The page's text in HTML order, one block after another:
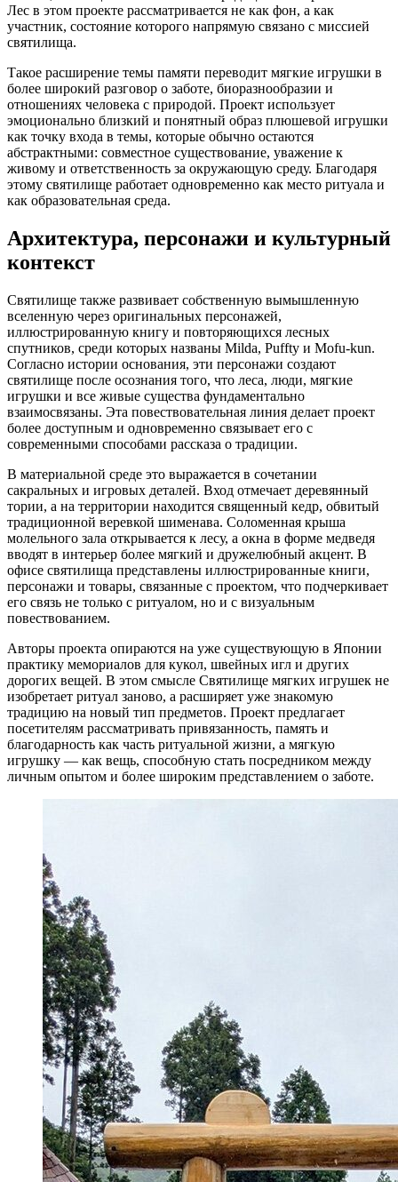
Лес в этом проекте рассматривается не как фон, а как
участник, состояние которого напрямую связано с миссией
святилища.
Такое расширение темы памяти переводит мягкие игрушки в
более широкий разговор о заботе, биоразнообразии и
отношениях человека с природой. Проект использует
эмоционально близкий и понятный образ плюшевой игрушки
как точку входа в темы, которые обычно остаются
абстрактными: совместное существование, уважение к
живому и ответственность за окружающую среду. Благодаря
этому святилище работает одновременно как место ритуала и
как образовательная среда.
Архитектура, персонажи и культурный
контекст
Святилище также развивает собственную вымышленную
вселенную через оригинальных персонажей,
иллюстрированную книгу и повторяющихся лесных
спутников, среди которых названы Milda, Puffty и Mofu-kun.
Согласно истории основания, эти персонажи создают
святилище после осознания того, что леса, люди, мягкие
игрушки и все живые существа фундаментально
взаимосвязаны. Эта повествовательная линия делает проект
более доступным и одновременно связывает его с
современными способами рассказа о традиции.
В материальной среде это выражается в сочетании
сакральных и игровых деталей. Вход отмечает деревянный
тории, а на территории находится священный кедр, обвитый
традиционной веревкой шименава. Соломенная крыша
молельного зала открывается к лесу, а окна в форме медведя
вводят в интерьер более мягкий и дружелюбный акцент. В
офисе святилища представлены иллюстрированные книги,
персонажи и товары, связанные с проектом, что подчеркивает
его связь не только с ритуалом, но и с визуальным
повествованием.
Авторы проекта опираются на уже существующую в Японии
практику мемориалов для кукол, швейных игл и других
дорогих вещей. В этом смысле Святилище мягких игрушек не
изобретает ритуал заново, а расширяет уже знакомую
традицию на новый тип предметов. Проект предлагает
посетителям рассматривать привязанность, память и
благодарность как часть ритуальной жизни, а мягкую
игрушку — как вещь, способную стать посредником между
личным опытом и более широким представлением о заботе.